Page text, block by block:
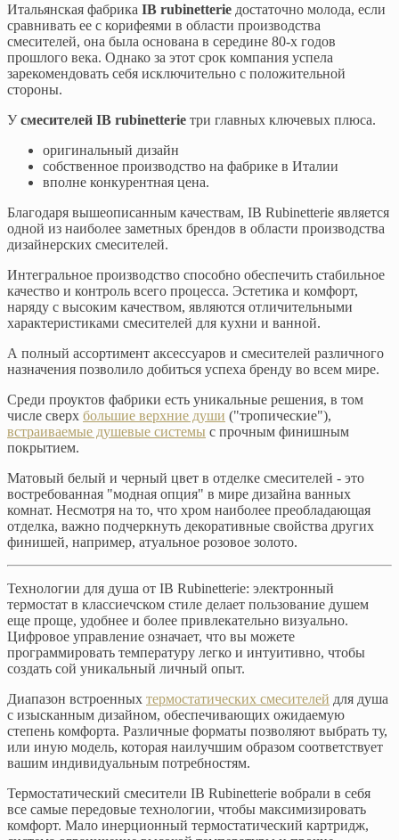
Итальянская фабрика IB rubinetterie достаточно молода, если
сравнивать ее с корифеями в области производства
смесителей, она была основана в середине 80-х годов
прошлого века. Однако за этот срок компания успела
зарекомендовать себя исключительно с положительной
стороны.
Усмесителей IB rubinetterie три главных ключевых плюса.
оригинальный дизайн
собственное производство на фабрике в Италии
вполне конкурентная цена.
Благодаря вышеописанным качествам, IB Rubinetterie является
одной из наиболее заметных брендов в области производства
дизайнерских смесителей.
Интегральное производство способно обеспечить стабильное
качество и контроль всего процесса. Эстетика и комфорт,
наряду с высоким качеством, являются отличительными
характеристиками смесителей для кухни и ванной.
А полный ассортимент аксессуаров и смесителей различного
назначения позволило добиться успеха бренду во всем мире.
Среди проуктов фабрики есть уникальные решения, в том
числе сверх большие верхние души ("тропические"),
встраиваемые душевые системы с прочным финишным
покрытием.
Матовый белый и черный цвет в отделке смесителей - это
востребованная "модная опция" в мире дизайна ванных
комнат. Несмотря на то, что хром наиболее преобладающая
отделка, важно подчеркнуть декоративные свойства других
финишей, например, атуальное розовое золото.
Технологии для душа от IB Rubinetterie: электронный
термостат в классиечском стиле делает пользование душем
еще проще, удобнее и более привлекательно визуально.
Цифровое управление означает, что вы можете
программировать температуру легко и интуитивно, чтобы
создать сой уникальный личный опыт.
Диапазон встроенных термостатических смесителей для душа
с изысканным дизайном, обеспечивающих ожидаемую
степень комфорта. Различные форматы позволяют выбрать ту,
или иную модель, которая наилучшим образом соответствует
вашим индивидуальным потребностям.
Термостатический смесители IB Rubinetterie вобрали в себя
все самые передовые технологии, чтобы максимизировать
комфорт. Мало инерционный термостатический картридж,